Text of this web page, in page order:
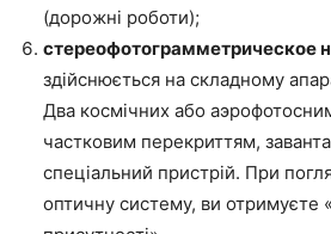
(дорожні роботи);
стереофотограмметрическое
здійснюється на складному
Два космічних або
частковим перекриттям,
спеціальний пристрій. При
оптичну систему, ви отримуєте